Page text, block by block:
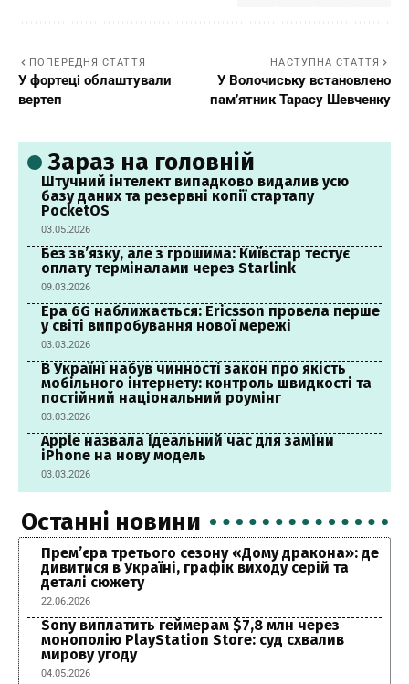
ПОПЕРЕДНЯ СТАТТЯ
У фортеці облаштували
вертеп
НАСТУПНА СТАТТЯ
У Волочиську встановлено
пам’ятник Тарасу Шевченку
Зараз на головній
Штучний інтелект випадково видалив усю
базу даних та резервні копії стартапу
PocketOS
03.05.2026
Без зв’язку, але з грошима: Київстар тестує
оплату терміналами через Starlink
09.03.2026
Ера 6G наближається: Ericsson провела перше
у світі випробування нової мережі
03.03.2026
В Україні набув чинності закон про якість
мобільного інтернету: контроль швидкості та
постійний національний роумінг
03.03.2026
Apple назвала ідеальний час для заміни
iPhone на нову модель
03.03.2026
Останні новини
Прем’єра третього сезону «Дому дракона»: де
дивитися в Україні, графік виходу серій та
деталі сюжету
22.06.2026
Sony виплатить геймерам $7,8 млн через
монополію PlayStation Store: суд схвалив
мирову угоду
04.05.2026